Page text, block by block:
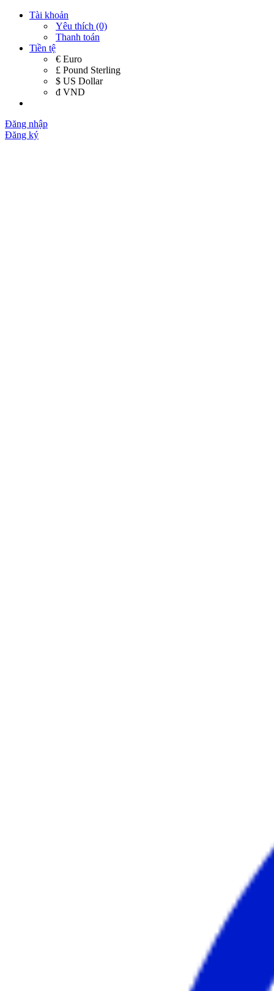
Tài khoản
Yêu thích (0)
Thanh toán
Tiền tệ
€ Euro
£ Pound Sterling
$ US Dollar
đ VND
Đăng nhập
Đăng ký